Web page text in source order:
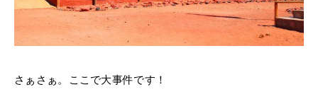
さぁさぁ。ここで大事件です！